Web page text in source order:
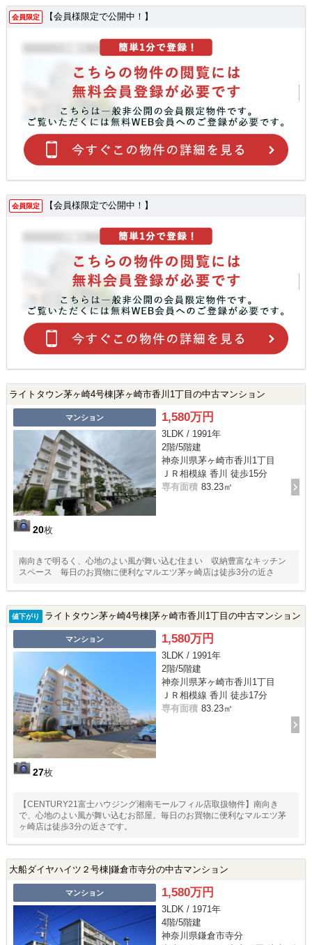
会員限定 【会員様限定で公開中！】
会員限定 【会員様限定で公開中！】
ライトタウン茅ヶ崎4号棟|茅ヶ崎市香川1丁目の中古マンション
マンション
20枚
1,580万円
3LDK / 1991年
2階/5階建
神奈川県茅ヶ崎市香川1丁目
ＪＲ相模線 香川 徒歩15分
専有面積 83.23㎡
南向きで明るく、心地のよい風が舞い込む住まい 収納豊富なキッチン
スペース 毎日のお買物に便利なマルエツ茅ヶ崎店は徒歩3分の近さ
値下がり ライトタウン茅ヶ崎4号棟|茅ヶ崎市香川1丁目の中古マンション
マンション
27枚
1,580万円
3LDK / 1991年
2階/5階建
神奈川県茅ヶ崎市香川1丁目
ＪＲ相模線 香川 徒歩17分
専有面積 83.23㎡
【CENTURY21富士ハウジング湘南モールフィル店取扱物件】南向き
で、心地のよい風が舞い込むお部屋。毎日のお買物に便利なマルエツ茅
ヶ崎店は徒歩3分の近さです。
大船ダイヤハイツ２号棟|鎌倉市寺分の中古マンション
マンション 1,580万円
3LDK / 1971年
4階/5階建
神奈川県鎌倉市寺分